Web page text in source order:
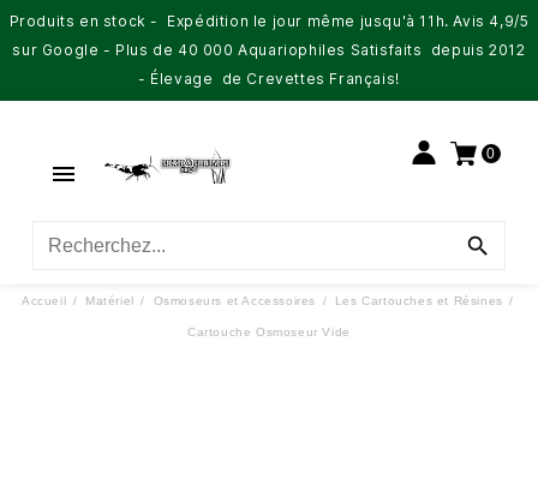
Produits en stock - Expédition le jour même jusqu'à 11h. Avis 4,9/5
sur Google - Plus de 40 000 Aquariophiles Satisfaits depuis 2012
- Élevage de Crevettes Français!

0

Accueil Matériel Osmoseurs et Accessoires Les Cartouches et Résines
Cartouche Osmoseur Vide